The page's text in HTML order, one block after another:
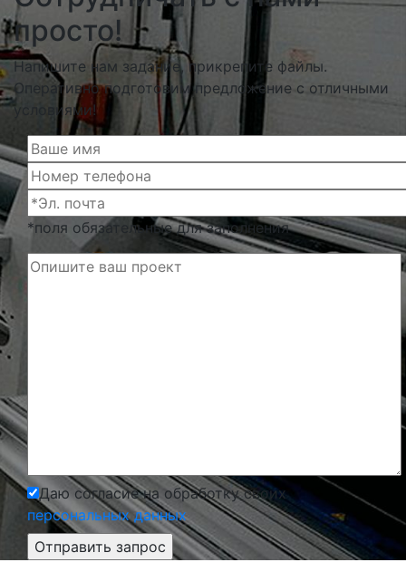
просто!
Напишите нам задание, прикрепите файлы.
Оперативно подготовим предложение с отличными
условиями!
*поля обязательные для заполнения
Даю согласие на обработку своих
персональных данных